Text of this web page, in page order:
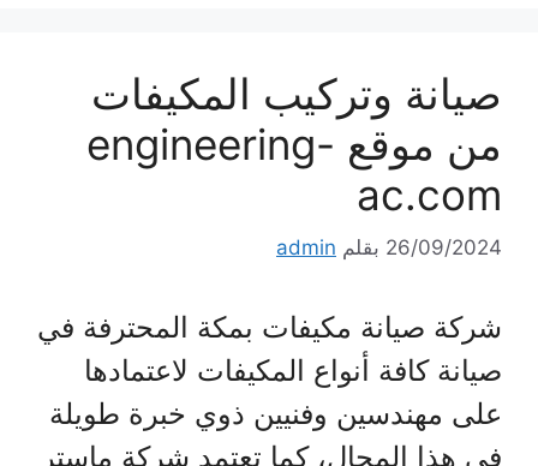
صيانة وتركيب المكيفات
من موقع engineering-
ac.com
26/09/2024 بقلم admin
شركة صيانة مكيفات بمكة المحترفة في
صيانة كافة أنواع المكيفات لاعتمادها
على مهندسين وفنيين ذوي خبرة طويلة
في هذا المجال، كما تعتمد شركة ماستر